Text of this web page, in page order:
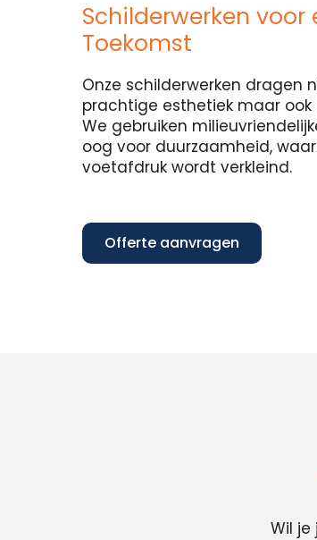
Schilderwerken voor
Toekomst
Onze schilderwerken dragen
prachtige esthetiek maar
We gebruiken
oog voor duurzaamheid,
voetafdruk wordt verkleind.
Offerte aanvragen
Wil